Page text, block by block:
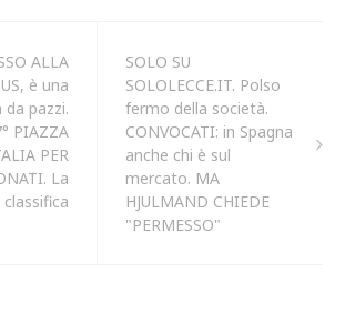
ALLA
è una
pazzi.
PIAZZA
PER
La
classifica
SOLO SU
SOLOLECCE.IT. Polso
fermo della società.
CONVOCATI: in Spagna
anche chi è sul
mercato. MA
HJULMAND CHIEDE
"PERMESSO"